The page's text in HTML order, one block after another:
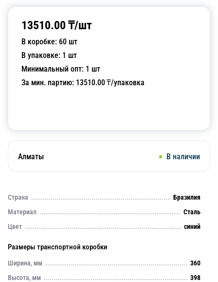
13510.00 ₸/шт
В коробке: 60 шт
В упаковке: 1 шт
Минимальный опт: 1 шт
За мин. партию: 13510.00₸/упаковка
Алматы В наличии
Страна
Бразилия
Материал
Сталь
Цвет
синий
Размеры транспортной коробки
Ширина, мм
360
Высота, мм
398